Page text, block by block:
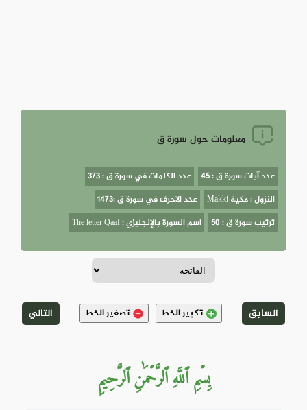
معلومات حول سورة ق
عدد آيات سورة ق : 45
عدد الكلمات في سورة ق : 373
النزول : مكية Makki
عدد الاحرف في سورة ق :1473
ترتيب سورة ق : 50
اسم السورة بالإنجليزي : The letter Qaaf
السابق تكبير الخط تصغير الخط التالي
بِسۡمِ ٱللَّهِ ٱلرَّحۡمَٰنِ ٱلرَّحِيمِ